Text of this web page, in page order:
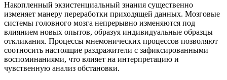
Накопленный экзистенциальный знания существенно
изменяет манеру переработки приходящей данных. Мозговые
системы головного мозга непрерывно изменяются под
влиянием новых опытов, образуя индивидуальные образцы
откликания. Процессы мнемонических процессов позволяют
соотносить настоящие раздражители с зафиксированными
воспоминаниями, что влияет на интерпретацию и
чувственную анализ обстановки.